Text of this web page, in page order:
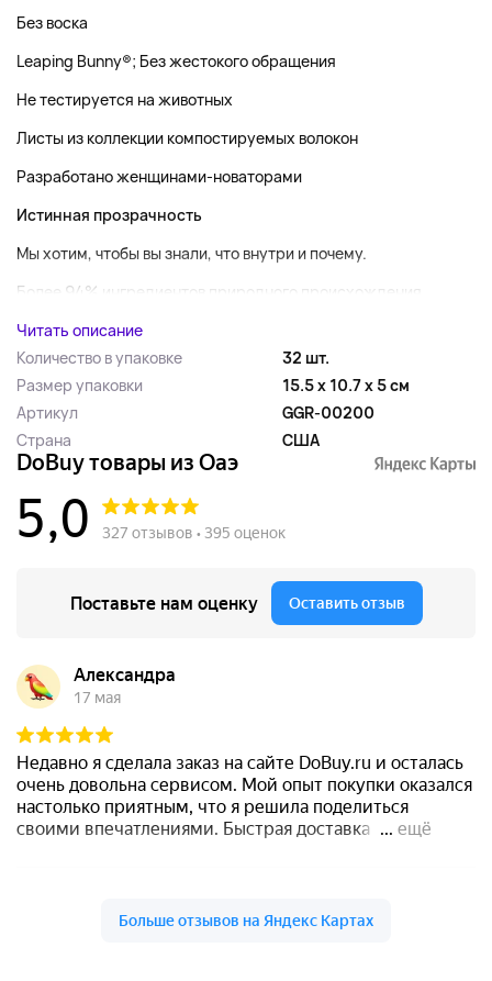
Без воска
Leaping Bunny®; Без жестокого обращения
Не тестируется на животных
Листы из коллекции компостируемых волокон
Разработано женщинами-новаторами
Истинная прозрачность
Мы хотим, чтобы вы знали, что внутри и почему.
Более 94% ингредиентов природного происхождения ...
Читать описание
Количество в упаковке
32 шт.
Размер упаковки
15.5 x 10.7 x 5 см
Артикул
GGR-00200
Страна
США